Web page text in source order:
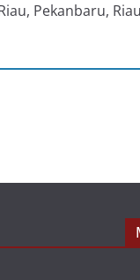
Pekanbaru,